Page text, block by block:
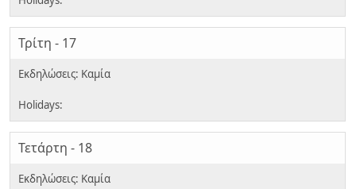
Τρίτη - 17
Τετάρτη - 18